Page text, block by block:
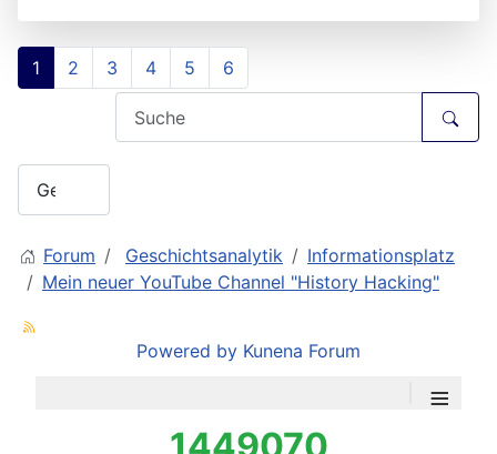
1 2 3 4 5 6
Forum Geschichtsanalytik
Informationsplatz
Mein neuer YouTube Channel "History Hacking"
Powered by Kunena Forum
≡
1449070